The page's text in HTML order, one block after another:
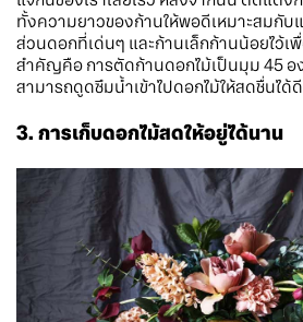
ทั้งความยาวของก้านให้พอดีเหมาะสมกับแ
ส่วนดอกที่เด่นๆ และก้านเล็กก้านน้อยไว้
สำคัญคือ การตัดก้านดอกไม้เป็นมุม 45 อ
สามารถดูดซึมน้ำเข้าไปดอกไม้ให้สดชื่นไ
3. การเก็บดอกไม้สดให้อยู่ได้นาน